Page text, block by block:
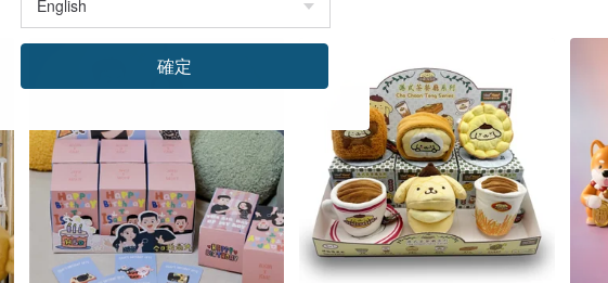
確定